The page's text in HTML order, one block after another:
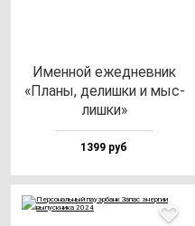
Имен­ной ежед­нев­ник
«Пла­ны, де­лиш­ки и мыс­
лиш­ки»
1399 руб